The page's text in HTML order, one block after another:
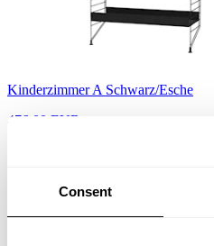
Consent
Kinderzimmer A Schwarz/Esche
476,00 EUR